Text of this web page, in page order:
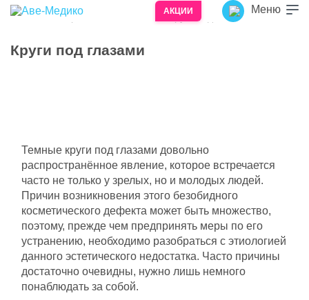
АКЦИИ Меню
Главная Возрастные изменения Круги под глазами
Круги под глазами
Темные круги под глазами довольно
распространённое явление, которое встречается
часто не только у зрелых, но и молодых людей.
Причин возникновения этого безобидного
косметического дефекта может быть множество,
поэтому, прежде чем предпринять меры по его
устранению, необходимо разобраться с этиологией
данного эстетического недостатка. Часто причины
достаточно очевидны, нужно лишь немного
понаблюдать за собой.
Подарочный сертификат врачебной
косметологии «Аве-Медико» станет для них
приятным и полезным подарком.
Обладатель сертификата может получить
любую услугу, предоставляемую
косметологией «Аве-Медико», в полном
объеме номинала сертификата.
Если сумма оплачиваемых услуг превысит
номинал сертификата, разницу можно